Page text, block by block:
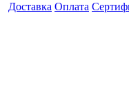
Доставка Оплата